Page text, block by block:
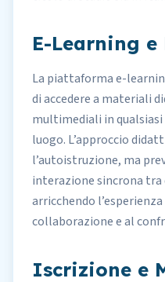
E-Learning
La piattaforma e-
di accedere a materiali
multimediali in
luogo. L’approccio
l’autoistruzione, ma
interazione sincrona
arricchendo
collaborazione e al
Iscrizione e